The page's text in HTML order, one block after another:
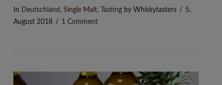
In Deutschland , Single Malt, Tastingby Whiskytasters
5.
August 2018
1 Comment